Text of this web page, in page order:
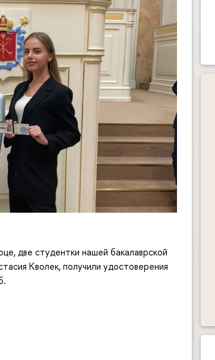
две студентки нашей бакалаврской
Кволек, получили удостоверения